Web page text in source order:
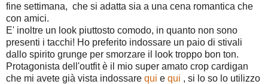
fine settimana, che si adatta sia a una cena romantica che
con amici.
E' inoltre un look piuttosto comodo, in quanto non sono
presenti i tacchi! Ho preferito indossare un paio di stivali
dallo spirito grunge per smorzare il look troppo bon ton.
Protagonista dell'outfit è il mio super amato crop cardigan
che mi avete già vista indossare qui e qui , si lo so lo utilizzo